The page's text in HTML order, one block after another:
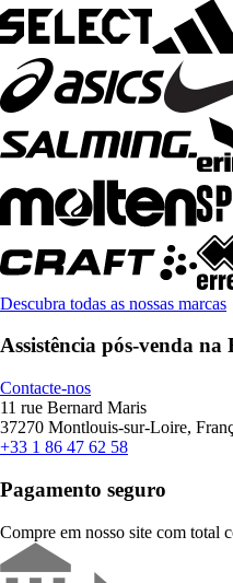
Descubra todas as nossas marcas
Assistência pós-venda na
Contacte-nos
11 rue Bernard Maris
37270 Montlouis-sur-Loire,
+33 1 86 47 62 58
Pagamento seguro
Compre em nosso site com total